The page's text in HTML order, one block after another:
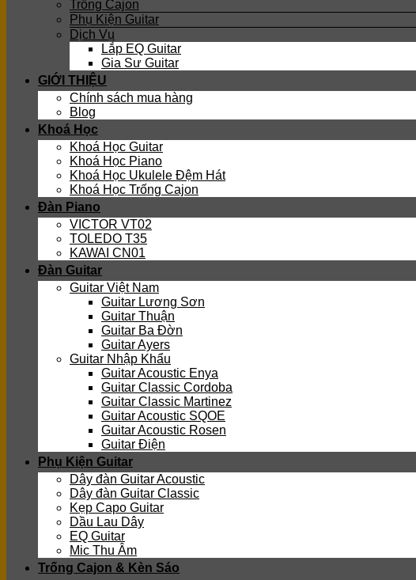
Trống Cajon
Phụ Kiện Guitar
Dịch Vụ
Lắp EQ Guitar
Gia Sư Guitar
GIỚI THIỆU
Chính sách mua hàng
Blog
Khoá Học
Khoá Học Guitar
Khoá Học Piano
Khoá Học Ukulele Đệm Hát
Khoá Học Trống Cajon
Đàn Piano
VICTOR VT02
TOLEDO T35
KAWAI CN01
Đàn Guitar
Guitar Việt Nam
Guitar Lương Sơn
Guitar Thuận
Guitar Ba Đờn
Guitar Ayers
Guitar Nhập Khẩu
Guitar Acoustic Enya
Guitar Classic Cordoba
Guitar Classic Martinez
Guitar Acoustic SQOE
Guitar Acoustic Rosen
Guitar Điện
Phụ Kiện Guitar
Dây đàn Guitar Acoustic
Dây đàn Guitar Classic
Kẹp Capo Guitar
Dầu Lau Dây
EQ Guitar
Mic Thu Âm
Trống Cajon & Kèn Sáo